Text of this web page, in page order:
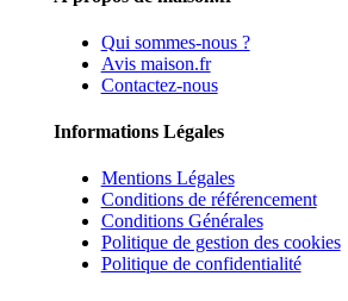
Qui sommes-nous ?
Avis maison.fr
Contactez-nous
Informations Légales
Mentions Légales
Conditions de référencement
Conditions Générales
Politique de gestion des cookies
Politique de confidentialité